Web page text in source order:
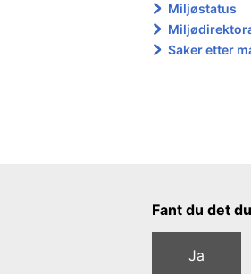
Miljøstatus
Saker etter
Fant du det
Ja